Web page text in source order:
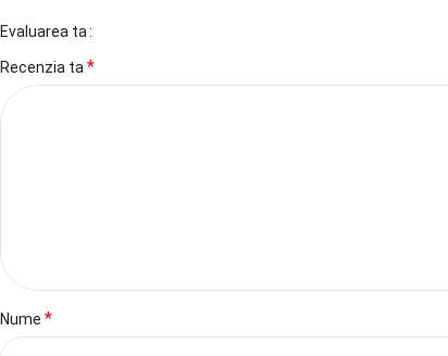
Evaluarea ta
Recenzia ta *
Nume *